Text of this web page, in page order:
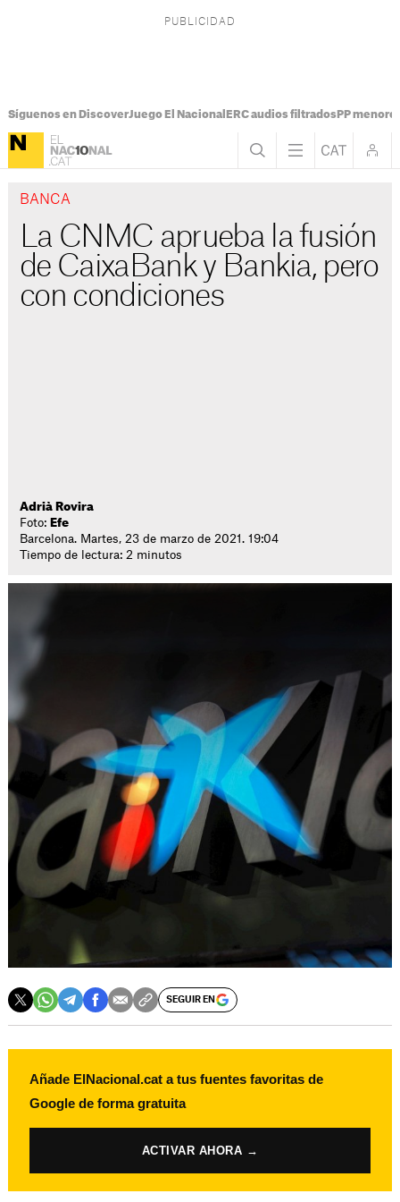
Síguenos en DiscoverJuego El Nacional ERC audios filtradosPP
BANCA
La CNMC aprueba la fusión
de CaixaBank y Bankia, pero
con condiciones
Adrià Rovira
Foto: Efe
Barcelona. Martes, 23 de marzo de 2021. 19:04
Tiempo de lectura: 2 minutos
SEGUIR EN
Añade ElNacional.cat a tus fuentes favoritas de
Google de forma gratuita
ACTIVAR AHORA →